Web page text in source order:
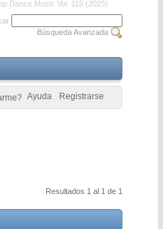
Dance Music Vol. 115 (2025)
Resultados 1 al 1 de 1
Búsqueda Avanzada
Registrarse
Ayuda